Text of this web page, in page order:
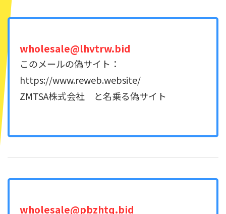
wholesale@lhvtrw.bid
このメールの偽サイト：
https://www.reweb.website/
ZMTSA株式会社 と名乗る偽サイト
wholesale@pbzhtq.bid